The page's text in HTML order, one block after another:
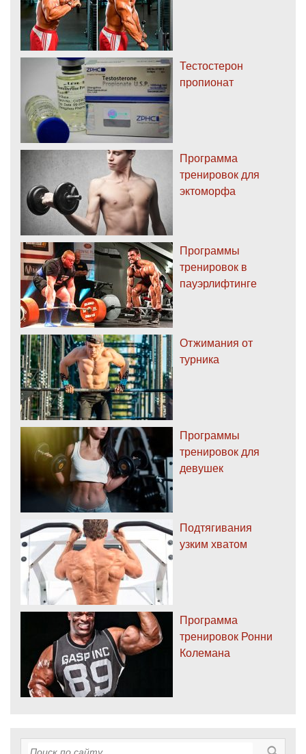
Тестостерон
пропионат
Программа
тренировок для
эктоморфа
Программы
тренировок в
пауэрлифтинге
Отжимания от
турника
Программы
тренировок для
девушек
Подтягивания
узким хватом
Программа
тренировок Ронни
Колемана